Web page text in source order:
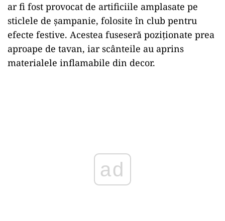
ar fi fost provocat de artificiile amplasate pe
sticlele de șampanie, folosite în club pentru
efecte festive. Acestea fuseseră poziționate prea
aproape de tavan, iar scânteile au aprins
materialele inflamabile din decor.
ad